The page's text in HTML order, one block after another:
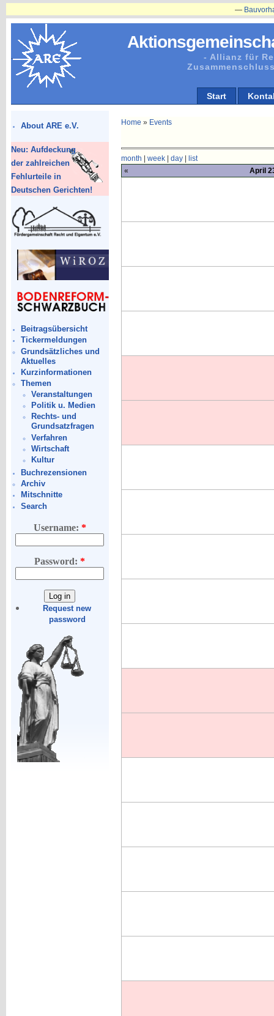
- Allianz für
Start
About ARE e.V.
Neu: Aufdeckung
der zahlreichen
Fehlurteile in
Deutschen Gerichten!
Beitragsübersicht
Tickermeldungen
Grundsätzliches und
Aktuelles
Kurzinformationen
Themen
Veranstaltungen
Politik u. Medien
Rechts- und
Grundsatzfragen
Verfahren
Wirtschaft
Kultur
Buchrezensionen
Archiv
Mitschnitte
Search
Username: *
Password:*
Request new
password
Bauvorhaben
Home » Events
month week| day|
list
«
April